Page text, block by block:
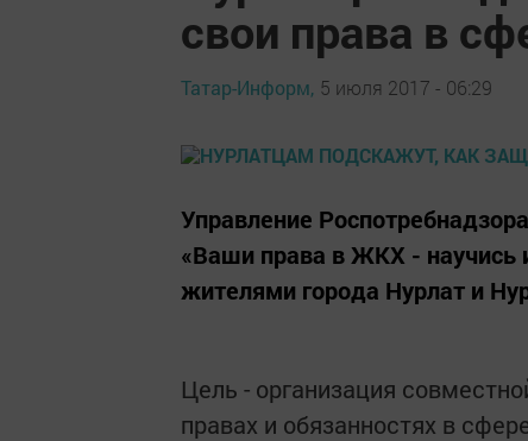
свои права в
Татар-Информ, 5 июля 2017 - 06:29
Управление
«Ваши права в ЖКХ - научись
жителями города Нурлат и
Цель - организация
правах и обязанностях в